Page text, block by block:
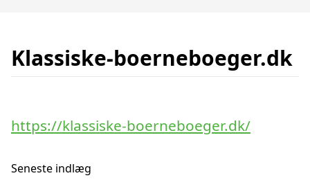
Klassiske-boerneboeger.dk
https://klassiske-boerneboeger.dk/
Seneste indlæg